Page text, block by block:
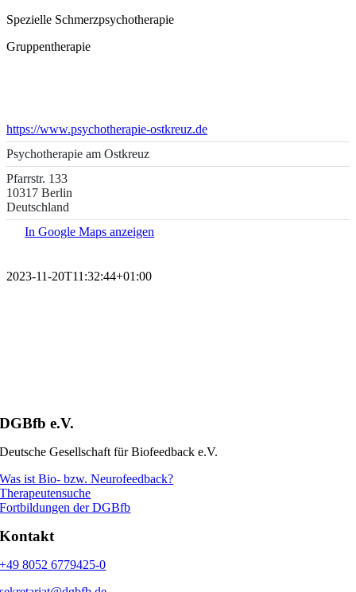
Spezielle Schmerzpsychotherapie
Gruppentherapie
https://www.psychotherapie-ostkreuz.de
Psychotherapie am Ostkreuz
Pfarrstr. 133
10317 Berlin
Deutschland
In Google Maps anzeigen
2023-11-20T11:32:44+01:00
DGBfb e.V.
Deutsche Gesellschaft für Biofeedback e.V.
Was ist Bio- bzw. Neurofeedback?
Therapeutensuche
Fortbildungen der DGBfb
Kontakt
+49 8052 6779425-0